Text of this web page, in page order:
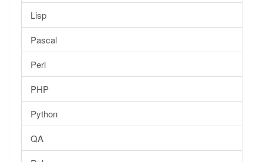
Lisp
Pascal
Perl
PHP
Python
QA